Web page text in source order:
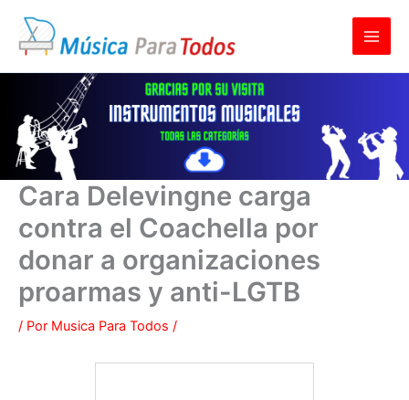
contenido
Cara Delevingne carga
contra el Coachella por
donar a organizaciones
proarmas y anti-LGTB
/ Por Musica Para Todos /